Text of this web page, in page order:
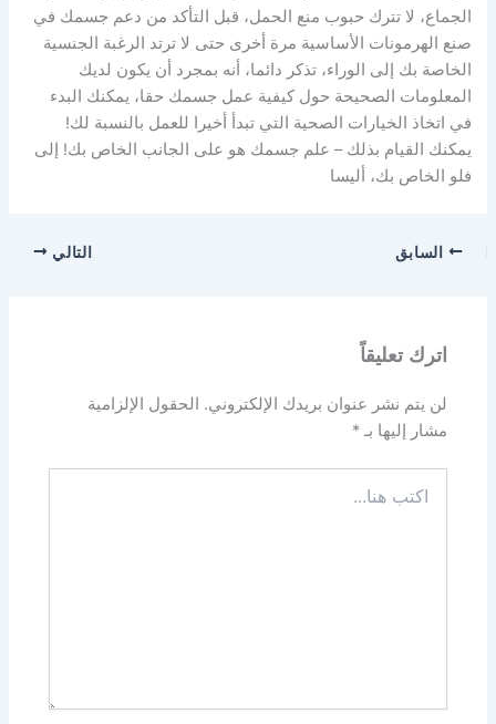
الجماع، لا تترك حبوب منع الحمل، قبل التأكد من دعم جسمك في
صنع الهرمونات الأساسية مرة أخرى حتى لا ترتد الرغبة الجنسية
الخاصة بك إلى الوراء، تذكر دائما، أنه بمجرد أن يكون لديك
المعلومات الصحيحة حول كيفية عمل جسمك حقا، يمكنك البدء
في اتخاذ الخيارات الصحية التي تبدأ أخيرا للعمل بالنسبة لك!
يمكنك القيام بذلك – علم جسمك هو على الجانب الخاص بك! إلى
فلو الخاص بك، أليسا
السابق التالي
اترك تعليقاً
لن يتم نشر عنوان بريدك الإلكتروني. الحقول الإلزامية
مشار إليها بـ*
هنا...